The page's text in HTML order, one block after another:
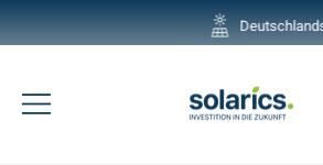
Direkt
zum
Pause
Deutschlands grösste
Seitennavigation